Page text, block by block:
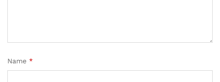
Name *